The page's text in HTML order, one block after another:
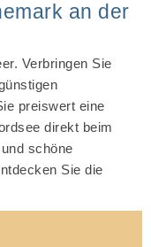
an der
Verbringen Sie
preiswert eine
direkt beim
schöne
Sie die